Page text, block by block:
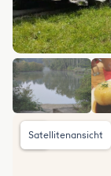
Satellitenansicht